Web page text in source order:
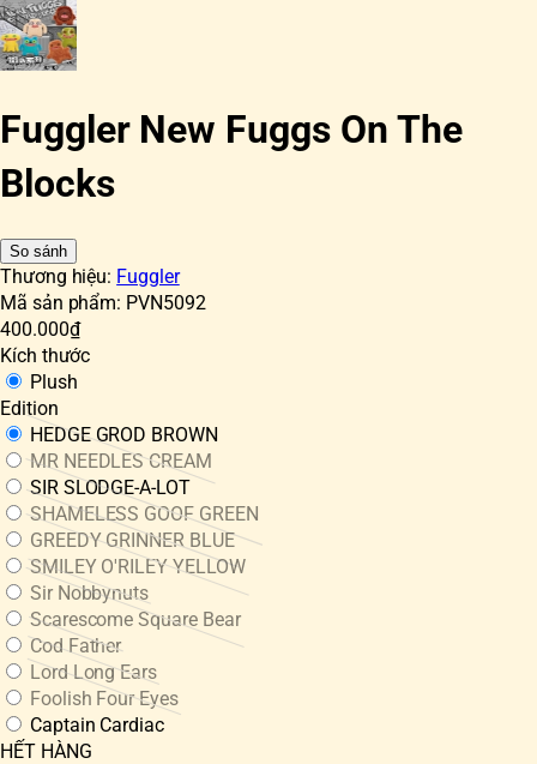
Fuggler New Fuggs On The
Blocks
So sánh
Thương hiệu: Fuggler
Mã sản phẩm: PVN5092
400.000₫
Kích thước
Plush
Edition
HEDGE GROD BROWN
MR NEEDLES CREAM
SIR SLODGE-A-LOT
SHAMELESS GOOF GREEN
GREEDY GRINNER BLUE
SMILEY O'RILEY YELLOW
Sir Nobbynuts
Scarescome Square Bear
Cod Father
Lord Long Ears
Foolish Four Eyes
Captain Cardiac
HẾT HÀNG